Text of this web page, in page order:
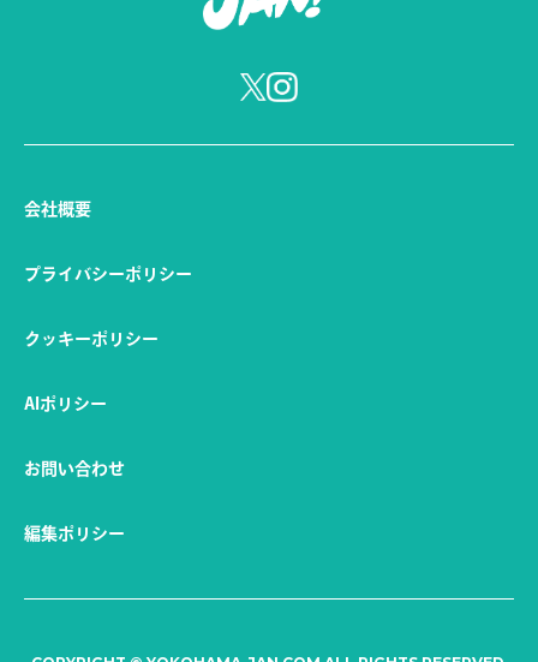
会社概要
プライバシーポリシー
クッキーポリシー
AIポリシー
お問い合わせ
編集ポリシー
EVENT GOURMET
ライフスタイル
LIFESTYLE
#元町